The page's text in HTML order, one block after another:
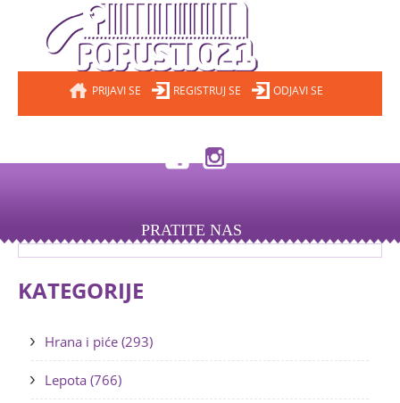
PRIJAVI SE REGISTRUJ SE ODJAVI SE
PRATITE NAS
KATEGORIJE
Hrana i piće (293)
Lepota (766)